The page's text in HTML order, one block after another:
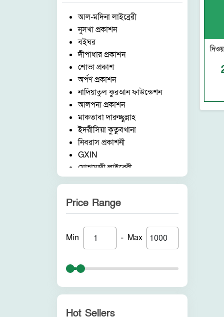
আল-মদিনা লাইব্রেরী
নুসখা প্রকাশন
বইঘর
দীপাধার প্রকাশন
শোভা প্রকাশ
অর্পণ প্রকাশন
নাদিয়াতুল কুরআন ফাউন্ডেশন
আলপনা প্রকাশন
মাকতাবা দারুচ্ছুন্নাহ
ইদরীসিয়া কুতুবখানা
নিবরাস প্রকাশনী
GXIN
মোহাম্মদী লাইব্রেরী
নাদিয়াতুল কুরআন ফাউন্ডেশন
আকীল পাবলিকেশন
নন ব্র্যান্ড
পুনরায় প্রকাশন
হাকীমুল উম্মত প্রকাশনী
সীরাহ প্রকাশ
Price Range
Min - Max
Hot Sellers